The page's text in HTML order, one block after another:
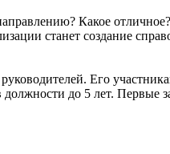
Какое
станет создание
Его
до 5 лет. Первые